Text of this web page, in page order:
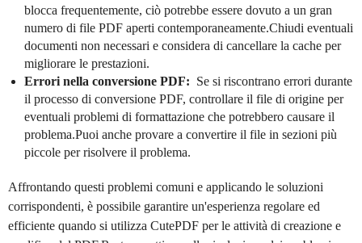
blocca frequentemente, ciò potrebbe essere dovuto a un gran
numero di file PDF aperti contemporaneamente.Chiudi eventuali
documenti non necessari e considera di cancellare la cache per
migliorare le prestazioni.
Errori nella conversione PDF: Se si riscontrano errori durante
il processo di conversione PDF, controllare il file di origine per
eventuali problemi di formattazione che potrebbero causare il
problema.Puoi anche provare a convertire il file in sezioni più
piccole per risolvere il problema.
Affrontando questi problemi comuni e applicando le soluzioni
corrispondenti, è possibile garantire un'esperienza regolare ed
efficiente quando si utilizza CutePDF per le attività di creazione e